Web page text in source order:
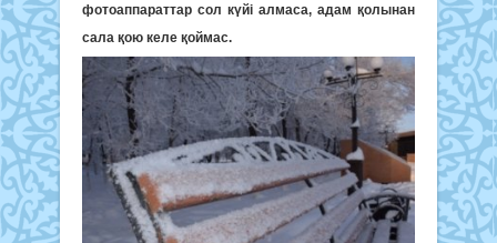
фотоаппараттар сол күйі алмаса, адам қолынан
сала қою келе қоймас.